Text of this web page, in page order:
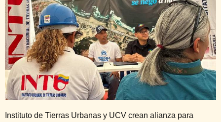
Instituto de Tierras Urbanas y UCV crean alianza para